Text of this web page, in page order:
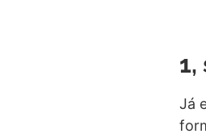
Já